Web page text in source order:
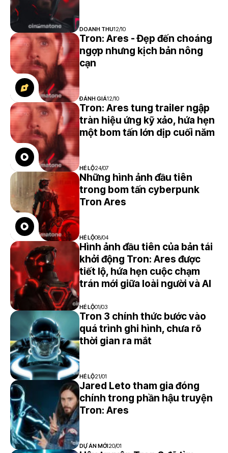
DOANH THU12/10
Tron: Ares - Đẹp đến choáng
ngợp nhưng kịch bản nông
cạn
ĐÁNH GIÁ12/10
Tron: Ares tung trailer ngập
tràn hiệu ứng kỹ xảo, hứa hẹn
một bom tấn lớn dịp cuối năm
HÉ LỘ24/07
Những hình ảnh đầu tiên
trong bom tấn cyberpunk
Tron Ares
HÉ LỘ08/04
Hình ảnh đầu tiên của bản tái
khởi động Tron: Ares được
tiết lộ, hứa hẹn cuộc chạm
trán mới giữa loài người và AI
HÉ LỘ01/03
Tron 3 chính thức bước vào
quá trình ghi hình, chưa rõ
thời gian ra mắt
HÉ LỘ21/01
Jared Leto tham gia đóng
chính trong phần hậu truyện
Tron: Ares
DỰ ÁN MỚI20/01
5.5